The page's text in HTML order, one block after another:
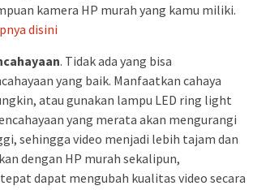
kamera HP murah yang kamu miliki.
disini
. Tidak ada yang bisa
yang baik. Manfaatkan cahaya
atau gunakan lampu LED ring light
yang merata akan mengurangi
sehingga video menjadi lebih tajam dan
dengan HP murah sekalipun,
dapat mengubah kualitas video secara